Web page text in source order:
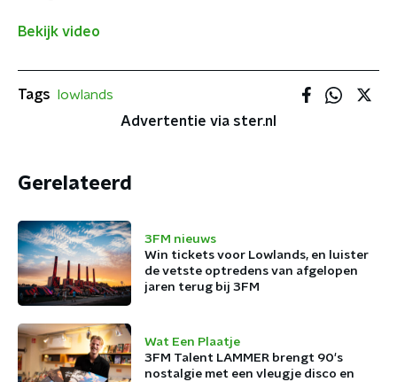
Bekijk video
Tags lowlands
Advertentie via ster.nl
Gerelateerd
3FM nieuws
Win tickets voor Lowlands, en luister
de vetste optredens van afgelopen
jaren terug bij 3FM
Wat Een Plaatje
3FM Talent LAMMER brengt 90's
nostalgie met een vleugje disco en